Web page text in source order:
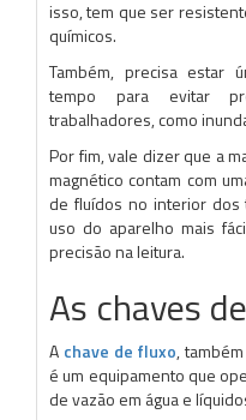
isso, tem que ser
químicos.
Também, precisa estar
tempo para evitar
trabalhadores, como
Por fim, vale dizer que a
magnético contam com
de fluídos no interior dos
uso do aparelho mais
precisão na leitura.
As chaves
A chave de fluxo,
é um equipamento que
de vazão em água e